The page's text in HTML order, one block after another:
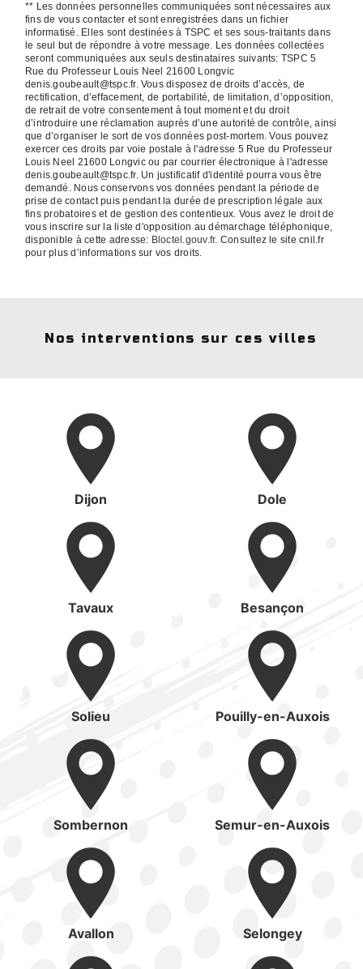
** Les données personnelles communiquées sont nécessaires aux
fins de vous contacter et sont enregistrées dans un fichier
informatisé. Elles sont destinées à TSPC et ses sous-traitants dans
le seul but de répondre à votre message. Les données collectées
seront communiquées aux seuls destinataires suivants: TSPC 5
Rue du Professeur Louis Neel 21600 Longvic
denis.goubeault@tspc.fr. Vous disposez de droits d’accès, de
rectification, d’effacement, de portabilité, de limitation, d’opposition,
de retrait de votre consentement à tout moment et du droit
d’introduire une réclamation auprès d’une autorité de contrôle, ainsi
que d’organiser le sort de vos données post-mortem. Vous pouvez
exercer ces droits par voie postale à l'adresse 5 Rue du Professeur
Louis Neel 21600 Longvic ou par courrier électronique à l'adresse
denis.goubeault@tspc.fr. Un justificatif d'identité pourra vous être
demandé. Nous conservons vos données pendant la période de
prise de contact puis pendant la durée de prescription légale aux
fins probatoires et de gestion des contentieux. Vous avez le droit de
vous inscrire sur la liste d'opposition au démarchage téléphonique,
disponible à cette adresse: Bloctel.gouv.fr. Consultez le site cnil.fr
pour plus d’informations sur vos droits.
Nos interventions sur ces villes
Dijon Dole
Tavaux Besançon
Solieu Pouilly-en-Auxois
Sombernon Semur-en-Auxois
Avallon Selongey